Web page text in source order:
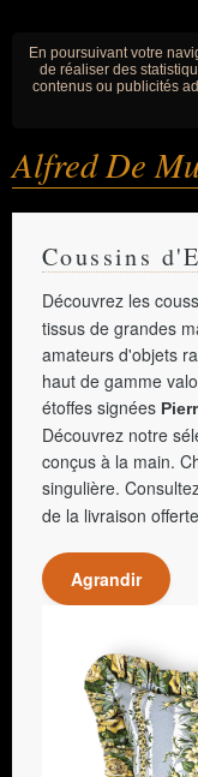
En poursuivant votre
de réaliser des
contenus ou publicités
Alfred De
Coussins
Découvrez les
tissus de grandes
amateurs d'objets
haut de gamme
étoffes signées
Découvrez notre
conçus à la main.
singulière.
de la livraison
Agrandir